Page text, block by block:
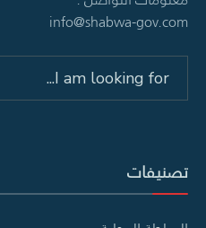
info@shabwa-gov.com
تصنيفات